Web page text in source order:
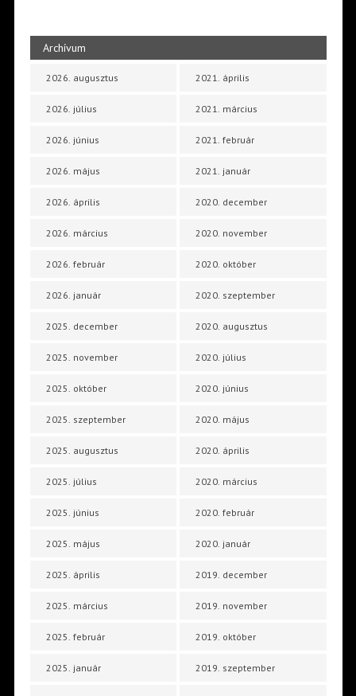
Archívum
2026. augusztus
2026. július
2026. június
2026. május
2026. április
2026. március
2026. február
2026. január
2025. december
2025. november
2025. október
2025. szeptember
2025. augusztus
2025. július
2025. június
2025. május
2025. április
2025. március
2025. február
2025. január
2021. április
2021. március
2021. február
2021. január
2020. december
2020. november
2020. október
2020. szeptember
2020. augusztus
2020. július
2020. június
2020. május
2020. április
2020. március
2020. február
2020. január
2019. december
2019. november
2019. október
2019. szeptember